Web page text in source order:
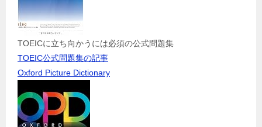
TOEICに立ち向かうには必須の公式問題集
TOEIC公式問題集の記事
Oxford Picture Dictionary